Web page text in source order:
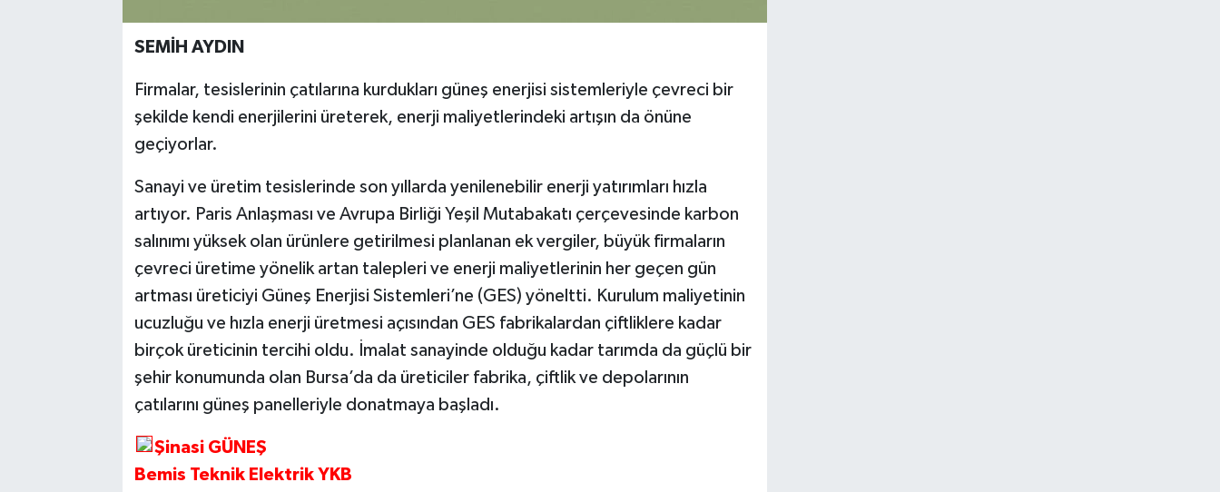
SEMİH AYDIN
Firmalar, tesislerinin çatılarına kurdukları güneş enerjisi sistemleriyle çevreci bir
şekilde kendi enerjilerini üreterek, enerji maliyetlerindeki artışın da önüne
geçiyorlar.
Sanayi ve üretim tesislerinde son yıllarda yenilenebilir enerji yatırımları hızla
artıyor. Paris Anlaşması ve Avrupa Birliği Yeşil Mutabakatı çerçevesinde karbon
salınımı yüksek olan ürünlere getirilmesi planlanan ek vergiler, büyük firmaların
çevreci üretime yönelik artan talepleri ve enerji maliyetlerinin her geçen gün
artması üreticiyi Güneş Enerjisi Sistemleri’ne (GES) yöneltti. Kurulum maliyetinin
ucuzluğu ve hızla enerji üretmesi açısından GES fabrikalardan çiftliklere kadar
birçok üreticinin tercihi oldu. İmalat sanayinde olduğu kadar tarımda da güçlü bir
şehir konumunda olan Bursa’da da üreticiler fabrika, çiftlik ve depolarının
çatılarını güneş panelleriyle donatmaya başladı.
Şinasi GÜNEŞ
Bemis Teknik Elektrik YKB